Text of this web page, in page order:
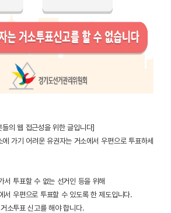
의 웹 접근성을 위한 글입니다]
가기 어려운 유권자는 거소에서 우편으로 투표하세
투표할 수 없는 선거인 등을 위해
우편으로 투표할 수 있도록 한 제도입니다.
소투표 신고를 해야 합니다.